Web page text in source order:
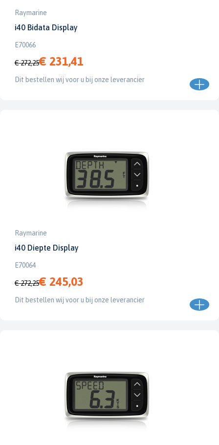
Raymarine
i40 Bidata Display
E70066
€ 272,25€ 231,41
Dit bestellen wij voor u bij onze leverancier
Raymarine
i40 Diepte Display
E70064
€ 272,25€ 245,03
Dit bestellen wij voor u bij onze leverancier